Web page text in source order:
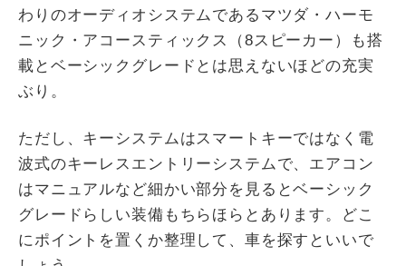
わりのオーディオシステムであるマツダ・ハーモ
ニック・アコースティックス（8スピーカー）も搭
載とベーシックグレードとは思えないほどの充実
ぶり。
ただし、キーシステムはスマートキーではなく電
波式のキーレスエントリーシステムで、エアコン
はマニュアルなど細かい部分を見るとベーシック
グレードらしい装備もちらほらとあります。どこ
にポイントを置くか整理して、車を探すといいで